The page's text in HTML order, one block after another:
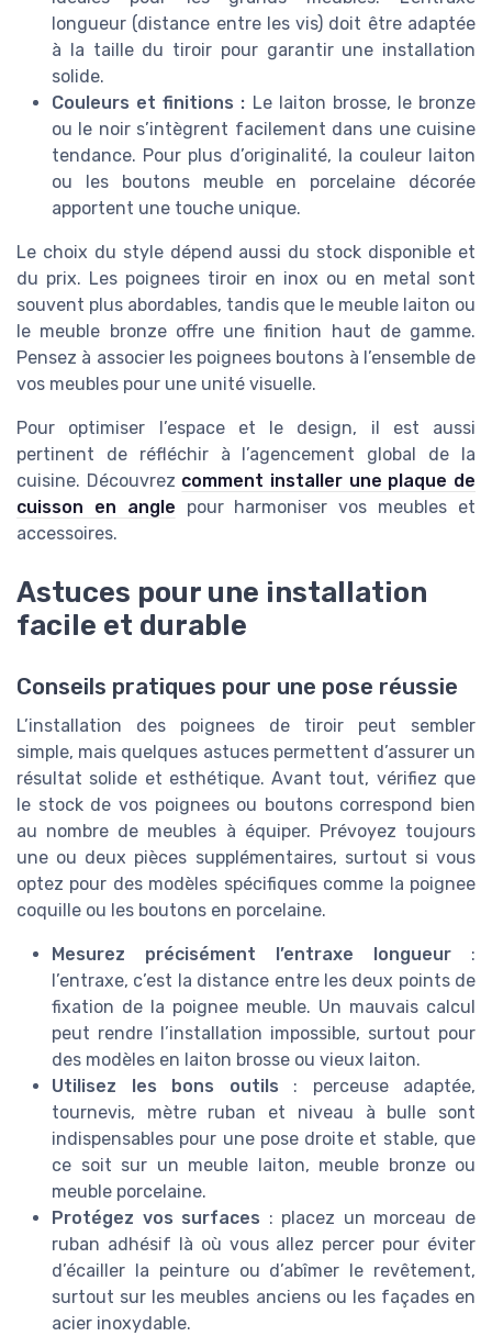
longueur (distance entre les vis) doit être adaptée
à la taille du tiroir pour garantir une installation
solide.
Couleurs et finitions : Le laiton brosse, le bronze
ou le noir s’intègrent facilement dans une cuisine
tendance. Pour plus d’originalité, la couleur laiton
ou les boutons meuble en porcelaine décorée
apportent une touche unique.
Le choix du style dépend aussi du stock disponible et
du prix. Les poignees tiroir en inox ou en metal sont
souvent plus abordables, tandis que le meuble laiton ou
le meuble bronze offre une finition haut de gamme.
Pensez à associer les poignees boutons à l’ensemble de
vos meubles pour une unité visuelle.
Pour optimiser l’espace et le design, il est aussi
pertinent de réfléchir à l’agencement global de la
cuisine. Découvrez comment installer une plaque de
cuisson en angle pour harmoniser vos meubles et
accessoires.
Astuces pour une installation
facile et durable
Conseils pratiques pour une pose réussie
L’installation des poignees de tiroir peut sembler
simple, mais quelques astuces permettent d’assurer un
résultat solide et esthétique. Avant tout, vérifiez que
le stock de vos poignees ou boutons correspond bien
au nombre de meubles à équiper. Prévoyez toujours
une ou deux pièces supplémentaires, surtout si vous
optez pour des modèles spécifiques comme la poignee
coquille ou les boutons en porcelaine.
Mesurez précisément l’entraxe longueur :
l’entraxe, c’est la distance entre les deux points de
fixation de la poignee meuble. Un mauvais calcul
peut rendre l’installation impossible, surtout pour
des modèles en laiton brosse ou vieux laiton.
Utilisez les bons outils : perceuse adaptée,
tournevis, mètre ruban et niveau à bulle sont
indispensables pour une pose droite et stable, que
ce soit sur un meuble laiton, meuble bronze ou
meuble porcelaine.
Protégez vos surfaces : placez un morceau de
ruban adhésif là où vous allez percer pour éviter
d’écailler la peinture ou d’abîmer le revêtement,
surtout sur les meubles anciens ou les façades en
acier inoxydable.